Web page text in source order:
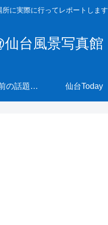
に実際に行ってレポートしま
台風景写真館
2017年7月以前の話題の現場へ 仙台Today